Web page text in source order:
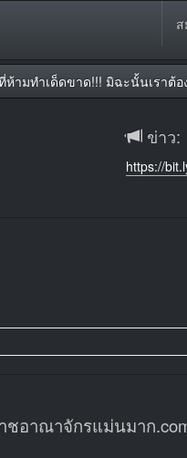
ห้ามทำเด็ดขาด!!! มิฉะนั้นเราต้อ
ข่าว:
https://
ชอาณาจักรแม่นมาก